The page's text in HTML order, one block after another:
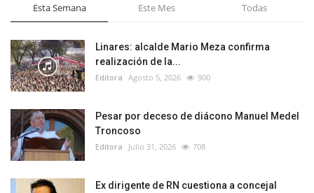
Esta Semana Este Mes Todas
Linares: alcalde Mario Meza confirma
realización de la...
Editora Agosto 5, 2026 900
Pesar por deceso de diácono Manuel Medel
Troncoso
Editora Julio 31, 2026 708
Ex dirigente de RN cuestiona a concejal